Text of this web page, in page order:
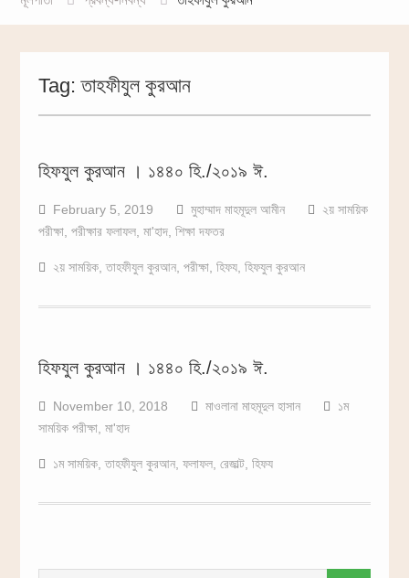
Tag:তাহফীযুল কুরআন
হিফযুল কুরআন । ১৪৪০ হি./২০১৯ ঈ.
February 5, 2019 মুহাম্মাদ মাহমূদুল আমীন
২য় সাময়িক
পরীক্ষা, পরীক্ষার ফলাফল, মা'হাদ, শিক্ষা দফতর
২য় সাময়িক,তাহফীযুল কুরআন, পরীক্ষা, হিফয, হিফযুল কুরআন
হিফযুল কুরআন । ১৪৪০ হি./২০১৯ ঈ.
November 10, 2018 মাওলানা মাহমূদুল হাসান
১ম
সাময়িক পরীক্ষা, মা'হাদ
১ম সাময়িক,তাহফীযুল কুরআন, ফলাফল, রেজাল্ট, হিফয